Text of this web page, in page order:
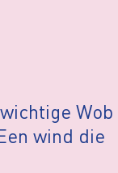
Wob
wind die